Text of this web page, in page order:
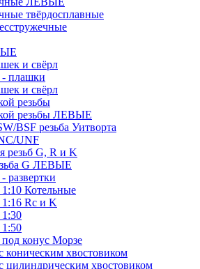
твёрдосплавные
и свёрл
плашки
и свёрл
резьбы
резьбы ЛЕВЫЕ
BSF резьба Уитворта
UNF
G, R и K
G ЛЕВЫЕ
развертки
1:10 Котельные
1:16 Rc и K
1:30
1:50
под конус Морзе
коническим хвостовиком
цилиндрическим хвостовиком